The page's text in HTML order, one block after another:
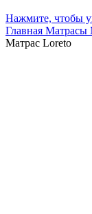
Нажмите, чтобы
Главная Матрасы
Матрас Loreto